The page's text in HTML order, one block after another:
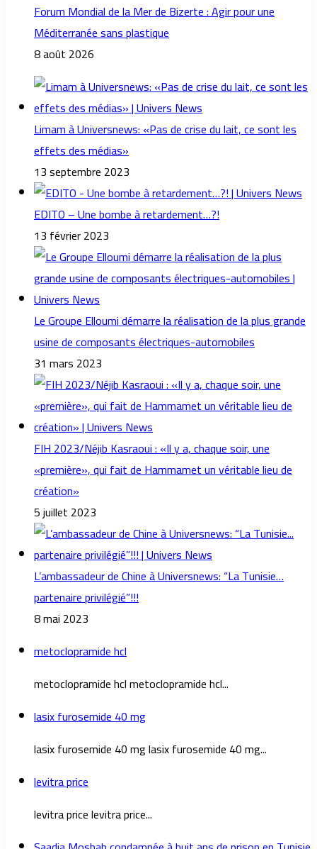
Forum Mondial de la Mer de Bizerte : Agir pour une
Méditerranée sans plastique
8 août 2026
Limam à Universnews: «Pas de crise du lait, ce sont les
effets des médias»
13 septembre 2023
EDITO – Une bombe à retardement…?!
13 février 2023
Le Groupe Elloumi démarre la réalisation de la plus grande
usine de composants électriques-automobiles
31 mars 2023
FIH 2023/Néjib Kasraoui : «Il y a, chaque soir, une
«première», qui fait de Hammamet un véritable lieu de
création»
5 juillet 2023
L’ambassadeur de Chine à Universnews: “La Tunisie…
partenaire privilégié”!!!
8 mai 2023
metoclopramide hcl
metoclopramide hcl metoclopramide hcl...
lasix furosemide 40 mg
lasix furosemide 40 mg lasix furosemide 40 mg...
levitra price
levitra price levitra price...